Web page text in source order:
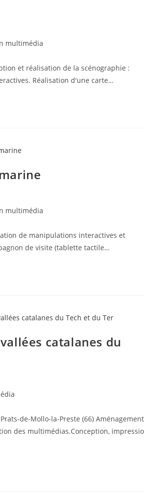
multimédia
et réalisation de la scénographie :
Réalisation d'une carte…
multimédia
de manipulations interactives et
de visite (tablette tactile…
catalanes du
de-Mollo-la-Preste (66)
des multimédias.Conception,